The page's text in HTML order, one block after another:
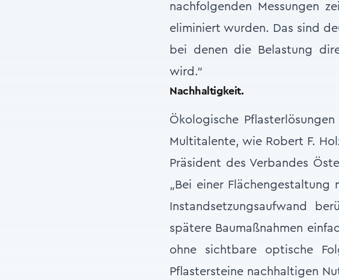
nachfolgenden Messungen
eliminiert wurden. Das sind
bei denen die Belastung
wird.“
Nachhaltigkeit.
Ökologische
Multitalente, wie Robert F.
Präsident des Verbandes
„Bei einer Flächengestaltung
Instandsetzungsaufwand
spätere Baumaßnahmen
ohne sichtbare optische
Pflastersteine nachhaltigen